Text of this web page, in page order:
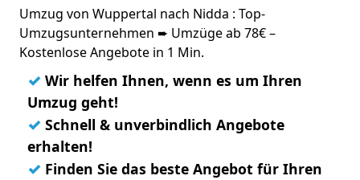
Umzug von Wuppertal nach Nidda : Top-
Umzugsunternehmen ➨ Umzüge ab 78€ –
Kostenlose Angebote in 1 Min.
✓ Wir helfen Ihnen, wenn es um Ihren
Umzug geht!
✓ Schnell & unverbindlich Angebote
erhalten!
✓ Finden Sie das beste Angebot für Ihren